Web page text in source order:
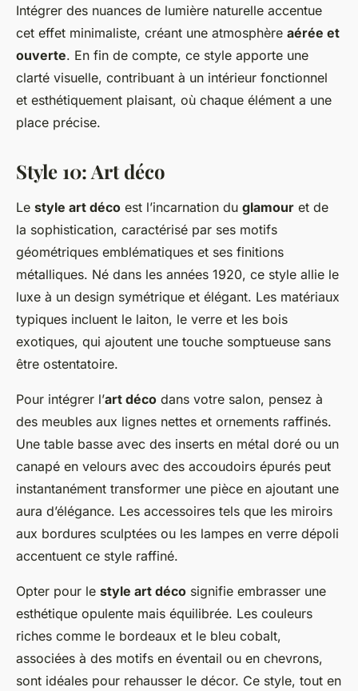
Intégrer des nuances de lumière naturelle accentue
cet effet minimaliste, créant une atmosphère aérée et
ouverte. En fin de compte, ce style apporte une
clarté visuelle, contribuant à un intérieur fonctionnel
et esthétiquement plaisant, où chaque élément a une
place précise.
Style 10: Art déco
Le style art déco est l’incarnation du glamour et de
la sophistication, caractérisé par ses motifs
géométriques emblématiques et ses finitions
métalliques. Né dans les années 1920, ce style allie le
luxe à un design symétrique et élégant. Les matériaux
typiques incluent le laiton, le verre et les bois
exotiques, qui ajoutent une touche somptueuse sans
être ostentatoire.
Pour intégrer l’art déco dans votre salon, pensez à
des meubles aux lignes nettes et ornements raffinés.
Une table basse avec des inserts en métal doré ou un
canapé en velours avec des accoudoirs épurés peut
instantanément transformer une pièce en ajoutant une
aura d’élégance. Les accessoires tels que les miroirs
aux bordures sculptées ou les lampes en verre dépoli
accentuent ce style raffiné.
Opter pour le style art déco signifie embrasser une
esthétique opulente mais équilibrée. Les couleurs
riches comme le bordeaux et le bleu cobalt,
associées à des motifs en éventail ou en chevrons,
sont idéales pour rehausser le décor. Ce style, tout en